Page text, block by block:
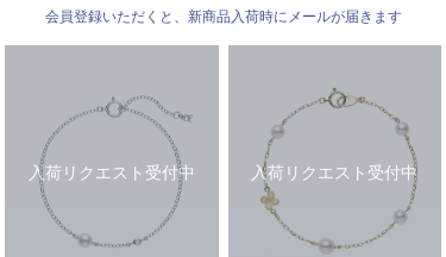
会員登録いただくと、新商品入荷時にメールが届きます
入荷リクエスト受付中 入荷リクエスト受付中